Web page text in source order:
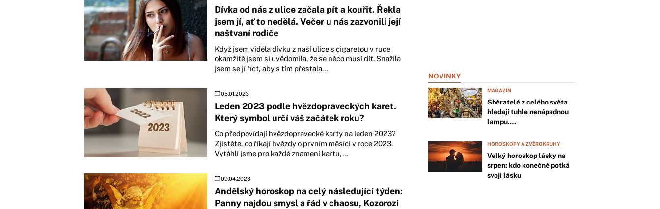
Dívka od nás z ulice začala pít a kouřit. Řekla
jsem jí, ať to nedělá. Večer u nás zazvonili její
naštvaní rodiče
Když jsem viděla dívku z naší ulice s cigaretou v ruce
okamžitě jsem si uvědomila, že se něco musí dít. Snažila
jsem se jí říct, aby s tím přestala...
05.01.2023
Leden 2023 podle hvězdopraveckých karet.
Který symbol určí váš začátek roku?
Co předpovídají hvězdopravecké karty na leden 2023?
Zjistěte, co říkají hvězdy o prvním měsíci v roce 2023.
Vytáhli jsme pro každé znamení kartu,...
09.04.2023
Andělský horoskop na celý následující týden:
Panny najdou smysl a řád v chaosu, Kozorozi
NOVINKY
MAGAZÍN
Sběratelé z celého světa
hledají tuhle nenápadnou
lampu.…
HOROSKOPY A ZVĚROKRUHY
Velký horoskop lásky na
srpen: kdo konečně potká
svoji lásku